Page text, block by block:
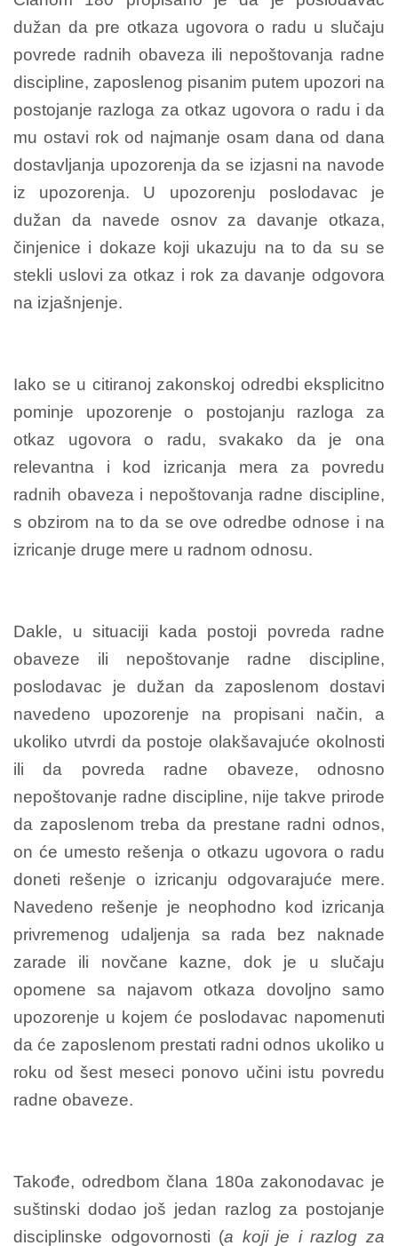
dužan da pre otkaza ugovora o radu u slučaju
povrede radnih obaveza ili nepoštovanja radne
discipline, zaposlenog pisanim putem upozori na
postojanje razloga za otkaz ugovora o radu i da
mu ostavi rok od najmanje osam dana od dana
dostavljanja upozorenja da se izjasni na navode
iz upozorenja. U upozorenju poslodavac je
dužan da navede osnov za davanje otkaza,
činjenice i dokaze koji ukazuju na to da su se
stekli uslovi za otkaz i rok za davanje odgovora
na izjašnjenje.
Iako se u citiranoj zakonskoj odredbi eksplicitno
pominje upozorenje o postojanju razloga za
otkaz ugovora o radu, svakako da je ona
relevantna i kod izricanja mera za povredu
radnih obaveza i nepoštovanja radne discipline,
s obzirom na to da se ove odredbe odnose i na
izricanje druge mere u radnom odnosu.
Dakle, u situaciji kada postoji povreda radne
obaveze ili nepoštovanje radne discipline,
poslodavac je dužan da zaposlenom dostavi
navedeno upozorenje na propisani način, a
ukoliko utvrdi da postoje olakšavajuće okolnosti
ili da povreda radne obaveze, odnosno
nepoštovanje radne discipline, nije takve prirode
da zaposlenom treba da prestane radni odnos,
on će umesto rešenja o otkazu ugovora o radu
doneti rešenje o izricanju odgovarajuće mere.
Navedeno rešenje je neophodno kod izricanja
privremenog udaljenja sa rada bez naknade
zarade ili novčane kazne, dok je u slučaju
opomene sa najavom otkaza dovoljno samo
upozorenje u kojem će poslodavac napomenuti
da će zaposlenom prestati radni odnos ukoliko u
roku od šest meseci ponovo učini istu povredu
radne obaveze.
Takođe, odredbom člana 180a zakonodavac je
suštinski dodao još jedan razlog za postojanje
disciplinske odgovornosti (a koji je i razlog za